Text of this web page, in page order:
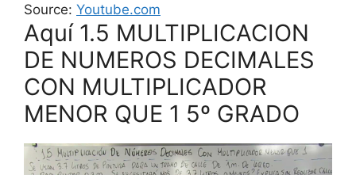
Source: Youtube.com
Aquí 1.5 MULTIPLICACION
DE NUMEROS DECIMALES
CON MULTIPLICADOR
MENOR QUE 1 5º GRADO